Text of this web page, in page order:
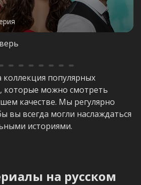
коллекция популярных
которые можно смотреть
качестве. Мы регулярно
вы всегда могли наслаждаться
историями.
на русском